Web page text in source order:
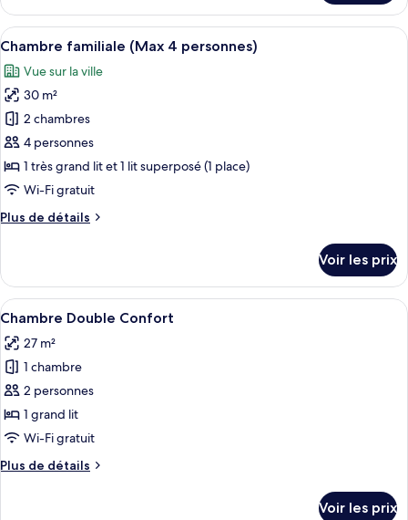
le
type
de
Suite
Familiale
Afficher
toutes
les
photos
pour
ce
type
de
chambre :
Chambre
4
personnes)
Une chambre avec un grand lit,
5
Chambre familiale (Max 4 personnes)
Vue sur la ville
30 m²
2 chambres
4 personnes
1 très grand lit et 1 lit superposé (1 place)
Wi-Fi gratuit
Plus de détails
Plus
le
type
de
Chambre
familiale
4
personnes)
Voir les prix
Afficher
toutes
les
photos
pour
ce
type
chambre :
Une chambre avec un grand lit, une
3
Chambre Double Confort
27 m²
1 chambre
2 personnes
1 grand lit
Wi-Fi gratuit
Plus de détails
Plus
Voir les prix